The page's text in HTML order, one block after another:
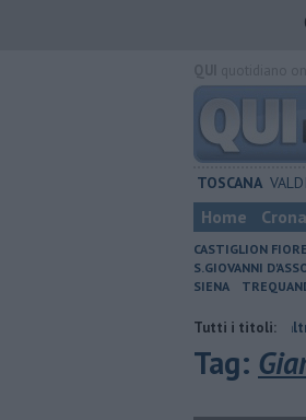
TOSCANA
Home
CASTIGLION
S.GIOVANNI
SIENA
Tutti i titoli:
Incendi nei boschi, un'altra giornata
Tag: